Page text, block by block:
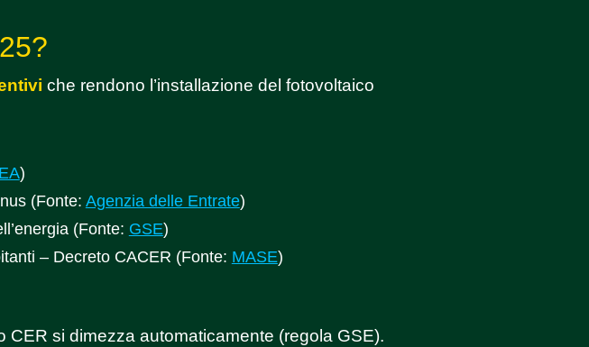
che rendono l’installazione del fotovoltaico
)
(Fonte: Agenzia delle Entrate)
(Fonte: GSE)
– Decreto CACER (Fonte: MASE)
si dimezza automaticamente (regola GSE).